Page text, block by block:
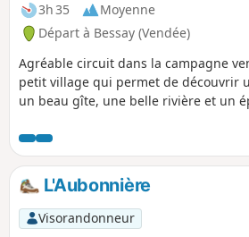
3h 35
Moyenne
Départ à Bessay (Vendée)
Agréable circuit dans la campagne
petit village qui permet de découvrir
un beau gîte, une belle rivière et un
L'Aubonnière
Visorandonneur